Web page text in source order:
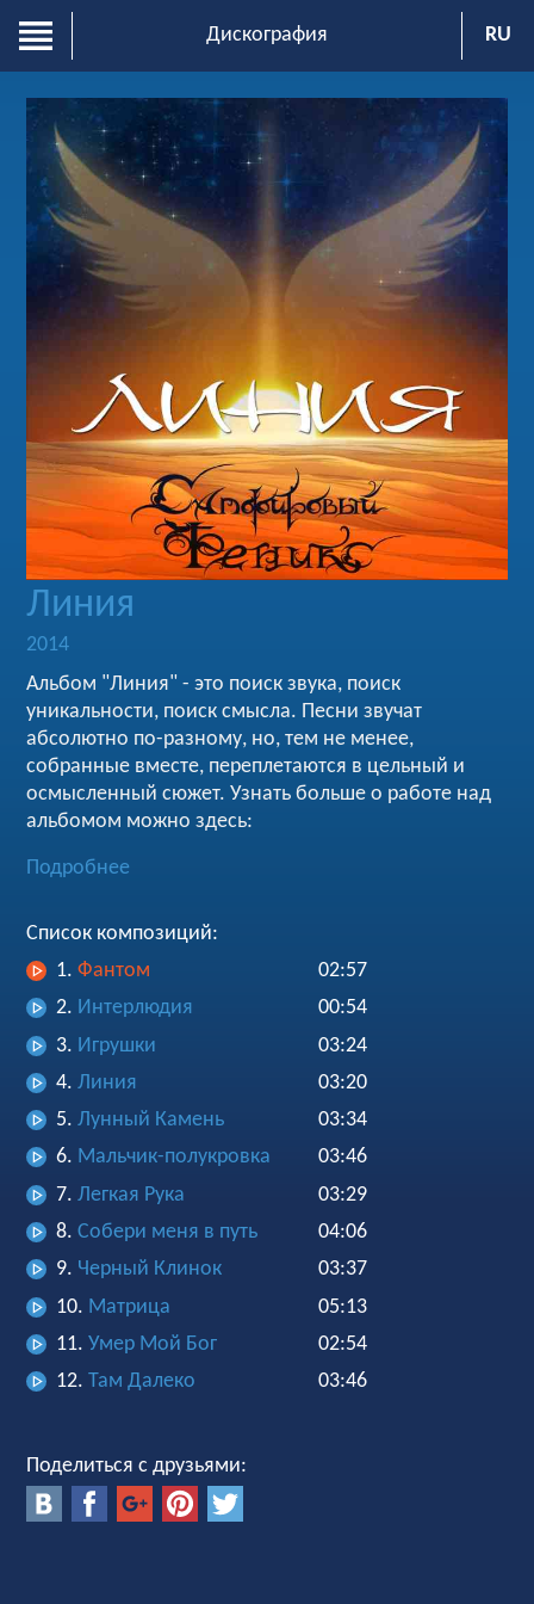
Дискография RU
Линия
2014
Альбом "Линия" - это поиск звука, поиск
уникальности, поиск смысла. Песни звучат
абсолютно по-разному, но, тем не менее,
собранные вместе, переплетаются в цельный и
осмысленный сюжет. Узнать больше о работе над
альбомом можно здесь:
Подробнее
Список композиций:
1.Фантом
02:57
2. Интерлюдия
00:54
3. Игрушки
03:24
4.Линия
03:20
5.Лунный Камень
03:34
6. Мальчик-полукровка
03:46
7.Легкая Рука
03:29
8.Собери меня в путь
04:06
9. Черный Клинок
03:37
10. Матрица
05:13
11.Умер Мой Бог
02:54
12. Там Далеко 03:46
Поделиться с друзьями: